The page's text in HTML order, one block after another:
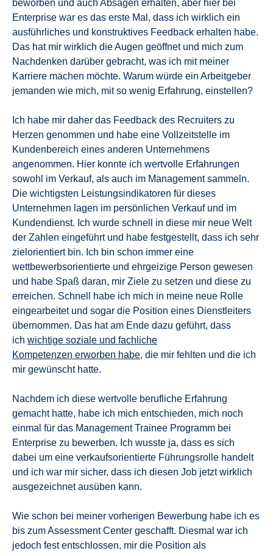
beworben und auch Absagen erhalten, aber hier bei
Enterprise war es das erste Mal, dass ich wirklich ein
ausführliches und konstruktives Feedback erhalten habe.
Das hat mir wirklich die Augen geöffnet und mich zum
Nachdenken darüber gebracht, was ich mit meiner
Karriere machen möchte. Warum würde ein Arbeitgeber
jemanden wie mich, mit so wenig Erfahrung, einstellen?
Ich habe mir daher das Feedback des Recruiters zu
Herzen genommen und habe eine Vollzeitstelle im
Kundenbereich eines anderen Unternehmens
angenommen. Hier konnte ich wertvolle Erfahrungen
sowohl im Verkauf, als auch im Management sammeln.
Die wichtigsten Leistungsindikatoren für dieses
Unternehmen lagen im persönlichen Verkauf und im
Kundendienst. Ich wurde schnell in diese mir neue Welt
der Zahlen eingeführt und habe festgestellt, dass ich sehr
zielorientiert bin. Ich bin schon immer eine
wettbewerbsorientierte und ehrgeizige Person gewesen
und habe Spaß daran, mir Ziele zu setzen und diese zu
erreichen. Schnell habe ich mich in meine neue Rolle
eingearbeitet und sogar die Position eines Dienstleiters
übernommen. Das hat am Ende dazu geführt, dass
ich wichtige soziale und fachliche
Kompetenzen erworben habe, die mir fehlten und die ich
mir gewünscht hatte.
Nachdem ich diese wertvolle berufliche Erfahrung
gemacht hatte, habe ich mich entschieden, mich noch
einmal für das Management Trainee Programm bei
Enterprise zu bewerben. Ich wusste ja, dass es sich
dabei um eine verkaufsorientierte Führungsrolle handelt
und ich war mir sicher, dass ich diesen Job jetzt wirklich
ausgezeichnet ausüben kann.
Wie schon bei meiner vorherigen Bewerbung habe ich es
bis zum Assessment Center geschafft. Diesmal war ich
jedoch fest entschlossen, mir die Position als